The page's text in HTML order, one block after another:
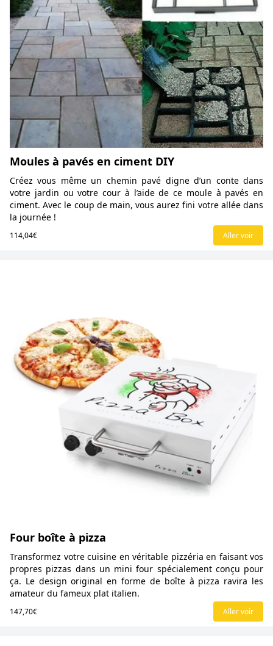
Moules à pavés en ciment DIY
Créez vous même un chemin pavé digne d’un conte dans
votre jardin ou votre cour à l’aide de ce moule à pavés en
ciment. Avec le coup de main, vous aurez fini votre allée dans
la journée !
114,04€ Aller voir
Four boîte à pizza
Transformez votre cuisine en véritable pizzéria en faisant vos
propres pizzas dans un mini four spécialement conçu pour
ça. Le design original en forme de boîte à pizza ravira les
amateur du fameux plat italien.
147,70€ Aller voir